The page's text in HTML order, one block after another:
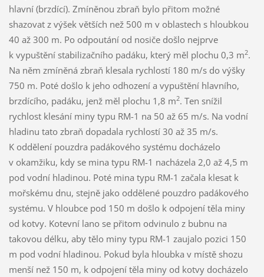
hlavní (brzdící). Zmíněnou zbraň bylo přitom možné
shazovat z výšek větších než 500 m v oblastech s hloubkou
40 až 300 m. Po odpoutání od nosiče došlo nejprve
k vypuštění stabilizačního padáku, který měl plochu 0,3 m2.
Na něm zmíněná zbraň klesala rychlostí 180 m/s do výšky
750 m. Poté došlo k jeho odhození a vypuštění hlavního,
brzdícího, padáku, jenž měl plochu 1,8 m2. Ten snížil
rychlost klesání miny typu RM-1 na 50 až 65 m/s. Na vodní
hladinu tato zbraň dopadala rychlostí 30 až 35 m/s.
K oddělení pouzdra padákového systému docházelo
v okamžiku, kdy se mina typu RM-1 nacházela 2,0 až 4,5 m
pod vodní hladinou. Poté mina typu RM-1 začala klesat k
mořskému dnu, stejně jako oddělené pouzdro padákového
systému. V hloubce pod 150 m došlo k odpojení těla miny
od kotvy. Kotevní lano se přitom odvinulo z bubnu na
takovou délku, aby tělo miny typu RM-1 zaujalo pozici 150
m pod vodní hladinou. Pokud byla hloubka v místě shozu
menší než 150 m, k odpojení těla miny od kotvy docházelo